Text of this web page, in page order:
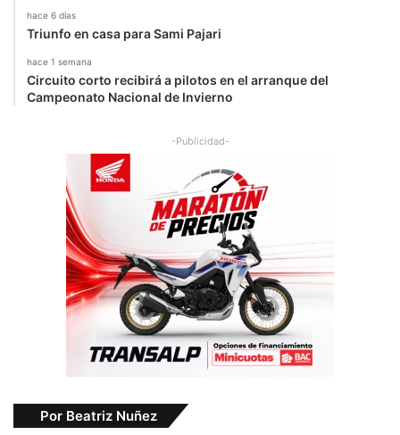
hace 6 días
Triunfo en casa para Sami Pajari
hace 1 semana
Circuito corto recibirá a pilotos en el arranque del
Campeonato Nacional de Invierno
-Publicidad-
Por Beatriz Nuñez